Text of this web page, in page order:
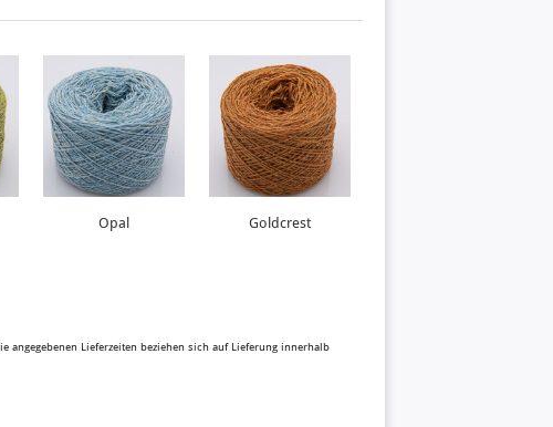
Opal Goldcrest
angegebenen Lieferzeiten beziehen sich auf Lieferung innerhalb